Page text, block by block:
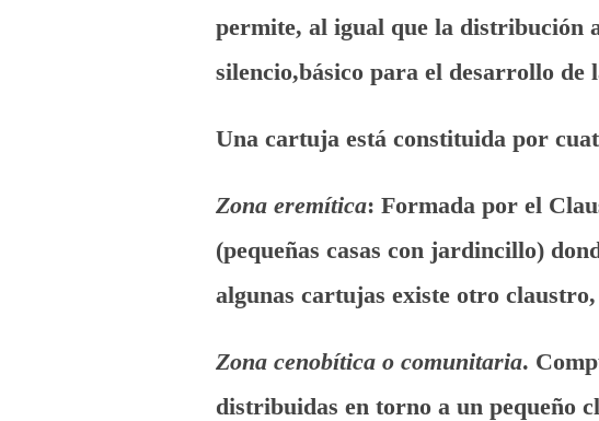
permite, al igual que la distribución
silencio,básico para el desarrollo de
Una cartuja está constituida por
Zona eremítica: Formada por el
(pequeñas casas con jardincillo)
algunas cartujas existe otro
Zona cenobítica o comunitaria.
distribuidas en torno a un pequeño